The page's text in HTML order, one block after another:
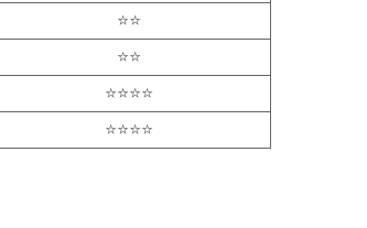
⭐⭐
⭐⭐
⭐⭐⭐⭐
⭐⭐⭐⭐